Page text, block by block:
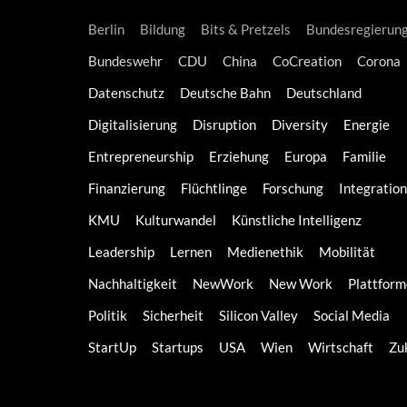
Berlin Bildung Bits & Pretzels
Bundeswehr
CDU China CoCreation
Corona
Datenschutz
Deutsche Bahn
Deutschland
Digitalisierung
Disruption Diversity
Energie
Entrepreneurship
Erziehung Europa
Familie
Finanzierung
Flüchtlinge Forschung
Integration
KMU
Kulturwandel
Künstliche Intelligenz
Leadership
Lernen Medienethik
Mobilität
Nachhaltigkeit
NewWork New Work
Politik
Sicherheit Silicon Valley
Social Media
StartUp
Startups USA Wien Wirtschaft